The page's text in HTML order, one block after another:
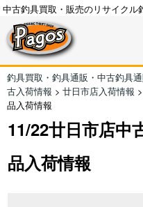
中古釣具買取・販売のリサイクル
釣具買取・釣具通販・中古釣具
古入荷情報 > 廿日市店入荷情報 >
品入荷情報
11/22廿日市店中
品入荷情報